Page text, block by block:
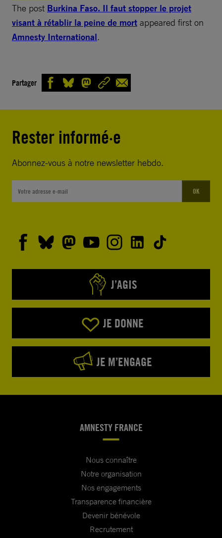
The post Burkina Faso. Il faut stopper le projet
visant à rétablir la peine de mort appeared first on
Amnesty International.
Partager
Rester informé·e
Abonnez-vous à notre newsletter hebdo.
OK
J’AGIS
JE DONNE
JE M’ENGAGE
AMNESTY FRANCE
Nous connaître
Notre organisation
Nos engagements
Transparence financière
Devenir bénévole
Recrutement